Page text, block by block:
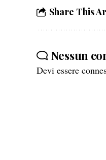
Share This
Nessun
Devi essere